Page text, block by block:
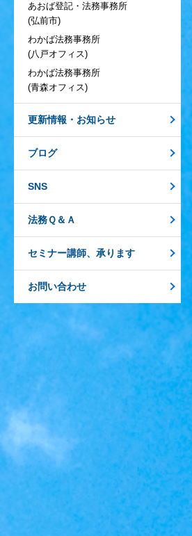
あおば登記・法務事務所
(弘前市)
わかば法務事務所
(八戸オフィス)
わかば法務事務所
(青森オフィス)
更新情報・お知らせ
ブログ
SNS
法務Ｑ＆Ａ
セミナー講師、承ります
お問い合わせ